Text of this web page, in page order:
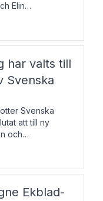
Elin
Akademiens
Priset är
till att lyfta fram
har valts till
Svenska
Svenska
att till ny
och
Hallberg. Hon
Forsström på
ta sitt inträde vid
Ekblad-